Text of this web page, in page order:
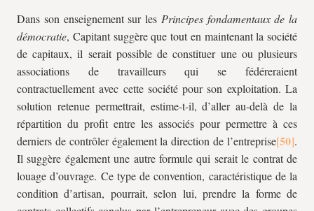
Dans son enseignement sur les Principes fondamentaux de la
démocratie, Capitant suggère que tout en maintenant la société
de capitaux, il serait possible de constituer une ou plusieurs
associations de travailleurs qui se fédéreraient
contractuellement avec cette société pour son exploitation. La
solution retenue permettrait, estime-t-il, d’aller au-delà de la
répartition du profit entre les associés pour permettre à ces
derniers de contrôler également la direction de l’entreprise
.
Il suggère également une autre formule qui serait le contrat de
louage d’ouvrage. Ce type de convention, caractéristique de la
condition d’artisan, pourrait, selon lui, prendre la forme de